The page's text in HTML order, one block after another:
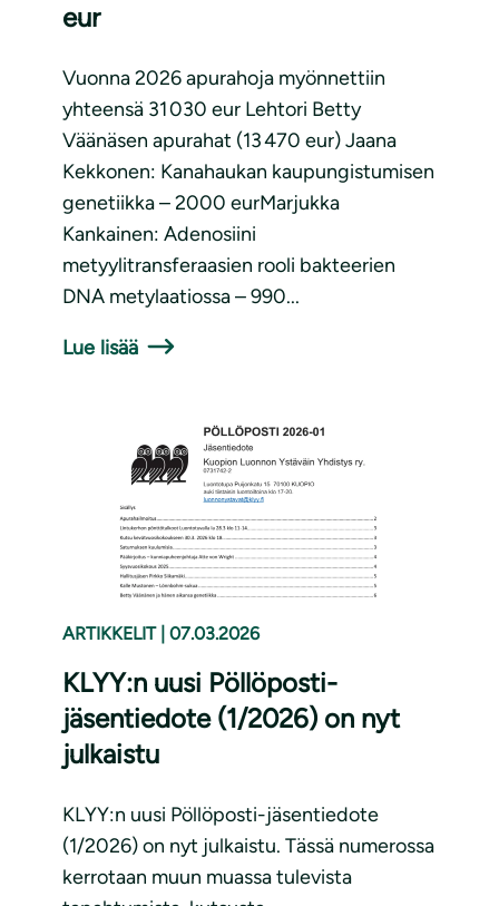
eur
Vuonna 2026 apurahoja myönnettiin
yhteensä 31 030 eur Lehtori Betty
Väänäsen apurahat (13 470 eur) Jaana
Kekkonen: Kanahaukan kaupungistumisen
genetiikka – 2000 eurMarjukka
Kankainen: Adenosiini
metyylitransferaasien rooli bakteerien
DNA metylaatiossa – 990...
Lue lisää
ARTIKKELIT 07.03.2026
KLYY:n uusi Pöllöposti-
jäsentiedote (1/2026) on nyt
julkaistu
KLYY:n uusi Pöllöposti-jäsentiedote
(1/2026) on nyt julkaistu. Tässä numerossa
kerrotaan muun muassa tulevista